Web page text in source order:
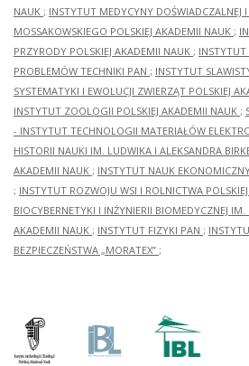
NAUK ; INSTYTUT MEDYCYNY DOŚWIADCZALNEJ
MOSSAKOWSKIEGO POLSKIEJ AKADEMII NAUK ;
PRZYRODY POLSKIEJ AKADEMII NAUK ;
PROBLEMÓW TECHNIKI PAN ; INSTYTUT
SYSTEMATYKI I EWOLUCJI ZWIERZĄT POLSKIEJ
INSTYTUT ZOOLOGII POLSKIEJ AKADEMII NAUK ;
- INSTYTUT TECHNOLOGII MATERIAŁÓW
HISTORII NAUKI IM. LUDWIKA I ALEKSANDRA
AKADEMII NAUK ; INSTYTUT NAUK
; INSTYTUT ROZWOJU WSI I ROLNICTWA
BIOCYBERNETYKI I INŻYNIERII BIOMEDYCZNEJ IM.
AKADEMII NAUK ; INSTYTUT FIZYKI PAN ;
BEZPIECZEŃSTWA „MORATEX” ;